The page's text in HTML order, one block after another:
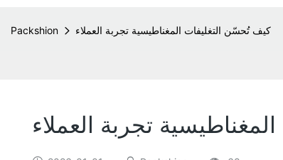
Packshion كيف تُحسّن التغليفات المغناطيسية تجربة العملاء
تجربة العملاء